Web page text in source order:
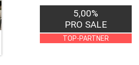
5,00%
PRO SALE
TOP-PARTNER